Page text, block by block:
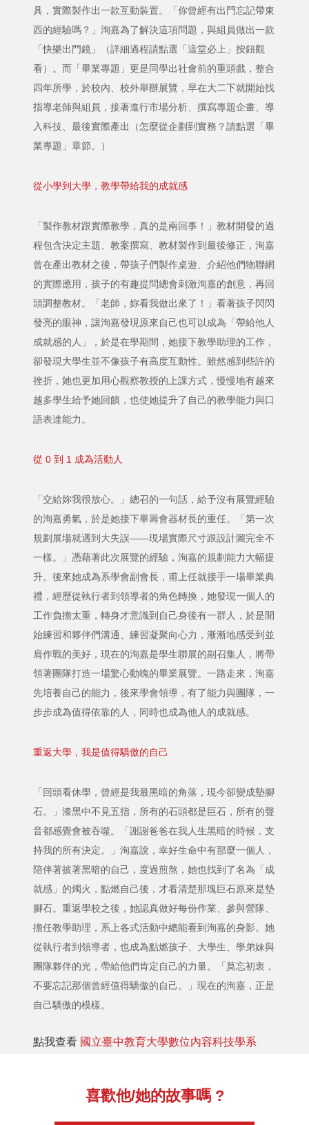
具，實際製作出一款互動裝置。「你曾經有出門忘記帶東
西的經驗嗎？」洵嘉為了解決這項問題，與組員做出一款
「快樂出門鏡」（詳細過程請點選「這堂必上」按鈕觀
看）。而「畢業專題」更是同學出社會前的重頭戲，整合
四年所學，於校內、校外舉辦展覽，早在大二下就開始找
指導老師與組員，接著進行市場分析、撰寫專題企畫、導
入科技、最後實際產出（怎麼從企劃到實務？請點選「畢
業專題」章節。）
從小學到大學，教學帶給我的成就感
「製作教材跟實際教學，真的是兩回事！」教材開發的過
程包含決定主題、教案撰寫、教材製作到最後修正，洵嘉
曾在產出教材之後，帶孩子們製作桌遊、介紹他們物聯網
的實際應用，孩子的有趣提問總會刺激洵嘉的創意，再回
頭調整教材。「老師，妳看我做出來了！」看著孩子閃閃
發亮的眼神，讓洵嘉發現原來自己也可以成為「帶給他人
成就感的人」，於是在學期間，她接下教學助理的工作，
卻發現大學生並不像孩子有高度互動性。雖然感到些許的
挫折，她也更加用心觀察教授的上課方式，慢慢地有越來
越多學生給予她回饋，也使她提升了自己的教學能力與口
語表達能力。
從 0 到 1 成為活動人
「交給妳我很放心。」總召的一句話，給予沒有展覽經驗
的洵嘉勇氣，於是她接下畢籌會器材長的重任。「第一次
規劃展場就遇到大失誤——現場實際尺寸跟設計圖完全不
一樣。」憑藉著此次展覽的經驗，洵嘉的規劃能力大幅提
升。後來她成為系學會副會長，甫上任就接手一場畢業典
禮，經歷從執行者到領導者的角色轉換，她發現一個人的
工作負擔太重，轉身才意識到自己身後有一群人，於是開
始練習和夥伴們溝通、練習凝聚向心力，漸漸地感受到並
肩作戰的美好，現在的洵嘉是學生聯展的副召集人，將帶
領著團隊打造一場驚心動魄的畢業展覽。一路走來，洵嘉
先培養自己的能力，後來學會領導，有了能力與團隊，一
步步成為值得依靠的人，同時也成為他人的成就感。
重返大學，我是值得驕傲的自己
「回頭看休學，曾經是我最黑暗的角落，現今卻變成墊腳
石。」漆黑中不見五指，所有的石頭都是巨石，所有的聲
音都感覺會被吞噬。「謝謝爸爸在我人生黑暗的時候，支
持我的所有決定。」洵嘉說，幸好生命中有那麼一個人，
陪伴著披著黑暗的自己，度過煎熬，她也找到了名為「成
就感」的燭火，點燃自己後，才看清楚那塊巨石原來是墊
腳石。重返學校之後，她認真做好每份作業、參與營隊、
擔任教學助理，系上各式活動中總能看到洵嘉的身影。她
從執行者到領導者，也成為點燃孩子、大學生、學弟妹與
團隊夥伴的光，帶給他們肯定自己的力量。「莫忘初衷，
不要忘記那個曾經值得驕傲的自己。」現在的洵嘉，正是
自己驕傲的模樣。
點我查看 國立臺中教育大學數位內容科技學系
喜歡他/她的故事嗎 ?